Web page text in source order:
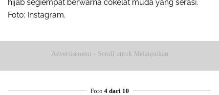
hijab segiempat berwarna cokelat muda yang serasi.
Foto: Instagram.
Advertisement - Scroll untuk Melanjutkan
Foto 4 dari 10